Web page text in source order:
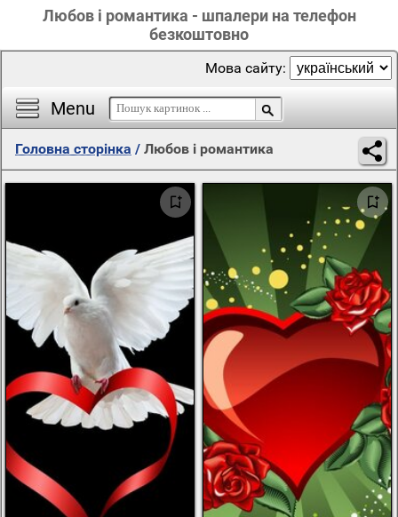
Любов і романтика - шпалери на телефон
безкоштовно
Menu
Мова сайту:
Головна сторінка / Любов і романтика